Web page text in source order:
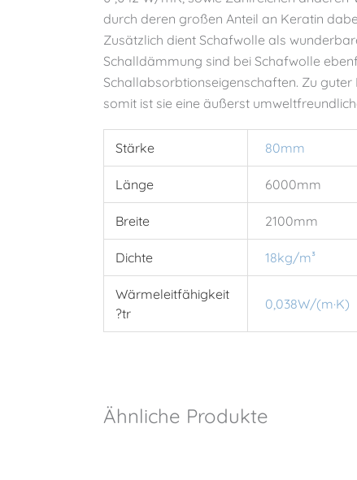
durch deren großen Anteil an Keratin
Zusätzlich dient Schafwolle als
Schalldämmung sind bei Schafwolle
Schallabsorbtionseigenschaften. Zu
somit ist sie eine äußerst
Stärke 80mm
Länge 6000mm
Breite 2100mm
Dichte 18kg/m³
Wärmeleitfähigkeit
?tr
0,038W/(m·K)
Ähnliche Produkte